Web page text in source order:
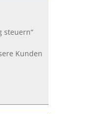
steuern“
Kunden